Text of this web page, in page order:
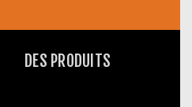
DES PRODUITS